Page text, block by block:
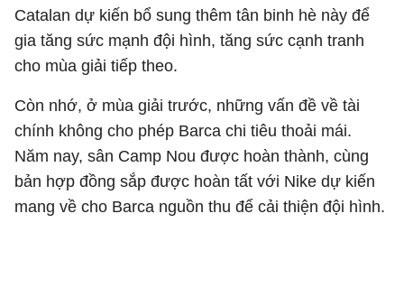
Catalan dự kiến bổ sung thêm tân binh hè này để
gia tăng sức mạnh đội hình, tăng sức cạnh tranh
cho mùa giải tiếp theo.
Còn nhớ, ở mùa giải trước, những vấn đề về tài
chính không cho phép Barca chi tiêu thoải mái.
Năm nay, sân Camp Nou được hoàn thành, cùng
bản hợp đồng sắp được hoàn tất với Nike dự kiến
mang về cho Barca nguồn thu để cải thiện đội hình.